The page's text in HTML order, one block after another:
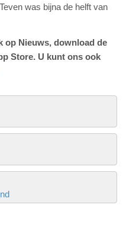
was bijna de helft van
op Nieuws, download de
Store. U kunt ons ook